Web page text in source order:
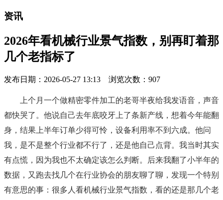
资讯
2026年看机械行业景气指数，别再盯着那
几个老指标了
发布日期：2026-05-27 13:13 浏览次数： 907
上个月一个做精密零件加工的老哥半夜给我发语音，声音
都快哭了。他说自己去年底咬牙上了条新产线，想着今年能翻
身，结果上半年订单少得可怜，设备利用率不到六成。他问
我，是不是整个行业都不行了，还是他自己点背。我当时其实
有点慌，因为我也不太确定该怎么判断。后来我翻了小半年的
数据，又跑去找几个在行业协会的朋友聊了聊，发现一个特别
有意思的事：很多人看机械行业景气指数，看的还是那几个老